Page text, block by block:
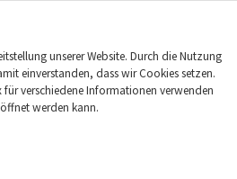
unserer Website. Durch die Nutzung
einverstanden, dass wir Cookies setzen.
verschiedene Informationen verwenden
werden kann.